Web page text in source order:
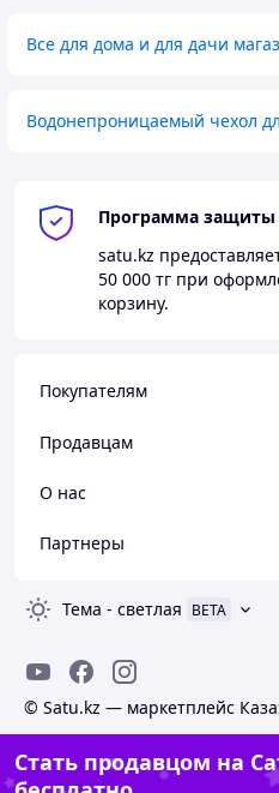
Все для дома и для дачи
Водонепроницаемый чехол
Программа защиты
satu.kz
50 000 тг при
корзину.
Покупателям
Продавцам
О нас
Партнеры
Тема - светлая BETA
© Satu.kz — маркетплейс
Стать продавцом на